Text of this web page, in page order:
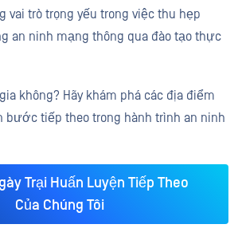
vai trò trọng yếu trong việc thu hẹp
an ninh mạng thông qua đào tạo thực
không? Hãy khám phá các địa điểm
bước tiếp theo trong hành trình an ninh
Trại Huấn Luyện Tiếp Theo
Của Chúng Tôi